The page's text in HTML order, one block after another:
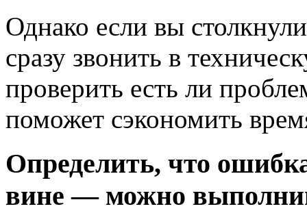
Однако если вы
сразу звонить в
проверить есть ли
поможет сэкономить
Определить, что
вине — можно